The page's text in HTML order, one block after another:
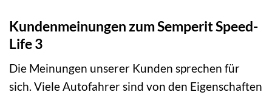
Kundenmeinungen zum Semperit Speed-
Life 3
Die Meinungen unserer Kunden sprechen für
sich. Viele Autofahrer sind von den Eigenschaften